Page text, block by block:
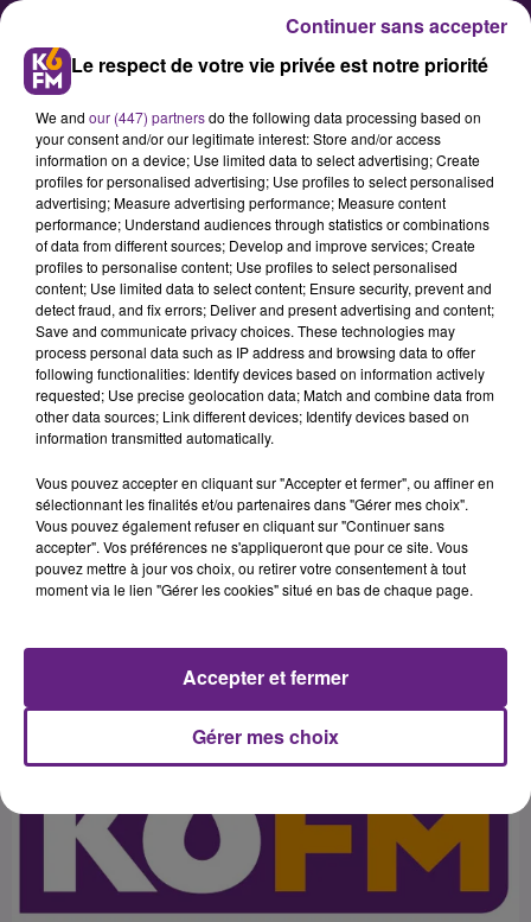
Les tourismes Bourguignons et
Franc-Comtois fusionnent au
sein du CRT
Cette semaine, la Bourgogne-
Franche-Comté a accouché du
premier Conseil Régional du
CRT Bourgogne-Franche-Comté,
dont l'objectif est de promouvoir et
harmoniser la communication
Publié : 26 mars 2016 à 9h55 par 45
Le respect de votre vie privée est notre priorité
We and our (447) partnersdo the following data processing based on
your consent and/or our legitimate interest: Store and/or access
information on a device; Use limited data to select advertising; Create
profiles for personalised advertising; Use profiles to select personalised
advertising; Measure advertising performance; Measure content
performance; Understand audiences through statistics or combinations
of data from different sources; Develop and improve services; Create
profiles to personalise content; Use profiles to select personalised
content; Use limited data to select content; Ensure security, prevent and
detect fraud, and fix errors; Deliver and present advertising and content;
Save and communicate privacy choices. These technologies may
process personal data such as IP address and browsing data to offer
following functionalities: Identify devices based on information actively
requested; Use precise geolocation data; Match and combine data from
other data sources; Link different devices; Identify devices based on
information transmitted automatically.
Vous pouvez accepter en cliquant sur "Accepter et fermer", ou affiner en
sélectionnant les finalités et/ou partenaires dans "Gérer mes choix".
Vous pouvez également refuser en cliquant sur "Continuer sans
accepter". Vos préférences ne s'appliqueront que pour ce site. Vous
pouvez mettre à jour vos choix, ou retirer votre consentement à tout
moment via le lien "Gérer les cookies" situé en bas de chaque page.
Gérer mes choix
Accepter et fermer
Continuer sans accepter